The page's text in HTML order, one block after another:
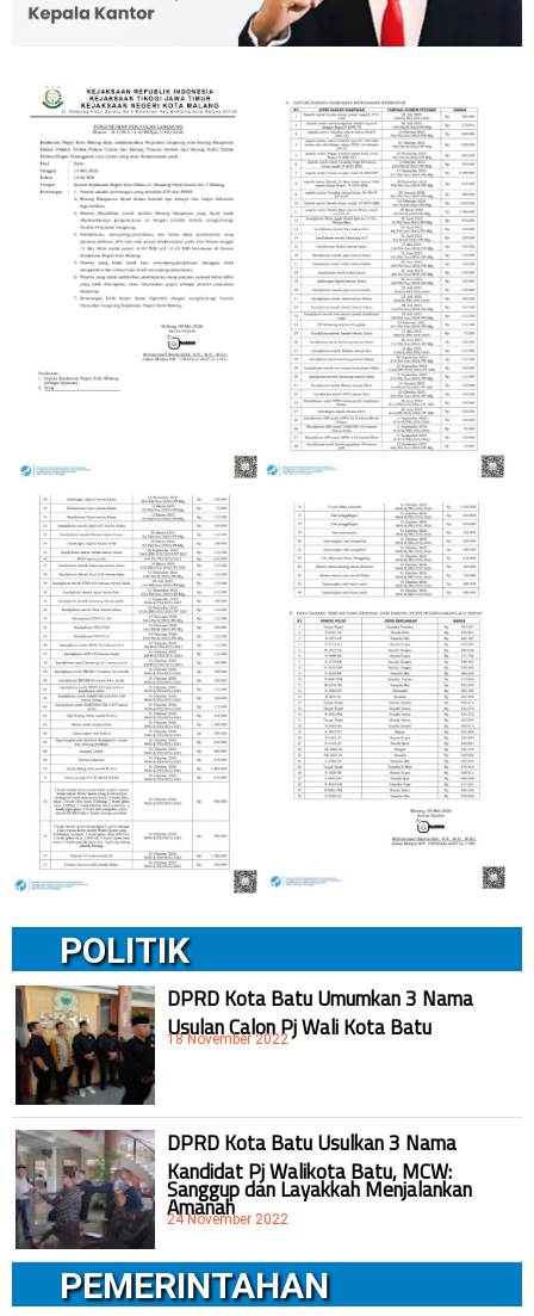
POLITIK
DPRD Kota Batu Umumkan 3 Nama
Usulan Calon Pj Wali Kota Batu
18 November 2022
DPRD Kota Batu Usulkan 3 Nama
Kandidat Pj Walikota Batu, MCW:
Sanggup dan Layakkah Menjalankan
Amanah
24 November 2022
PEMERINTAHAN